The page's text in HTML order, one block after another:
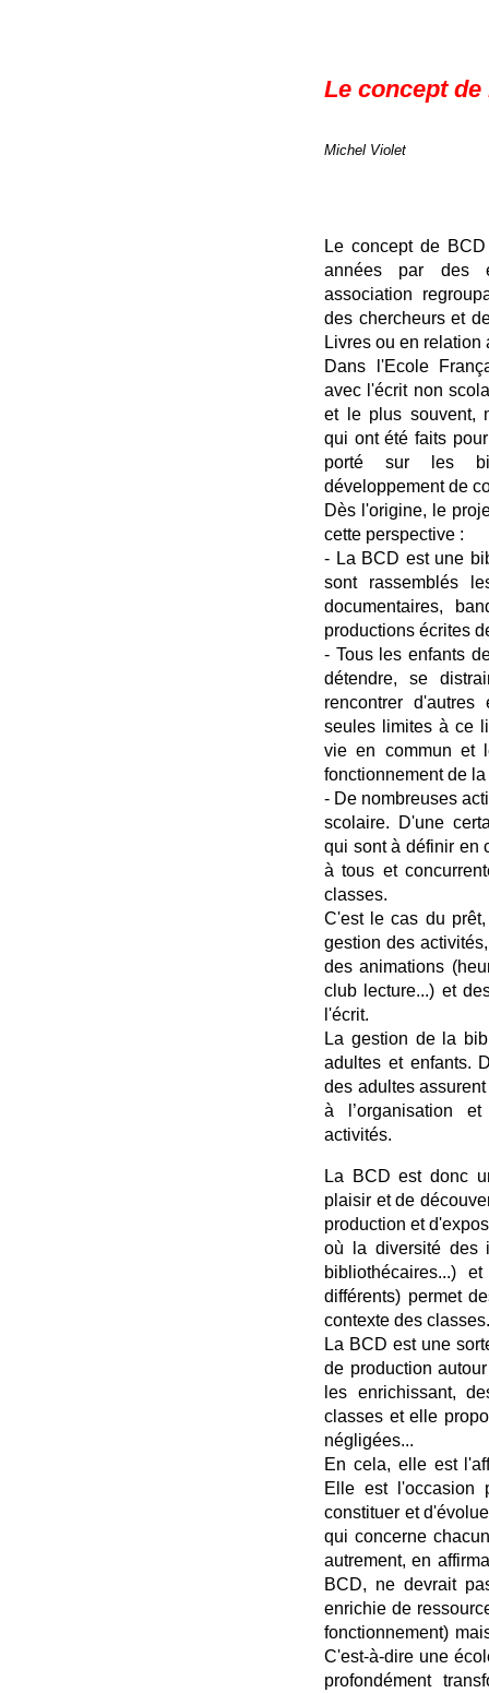
Le concept de
Michel Violet
Le concept de
années par des
association
des chercheurs et
Livres ou en relation
Dans l'Ecole
avec l'écrit non
et le plus souvent,
qui ont été faits
porté sur les
développement de
Dès l'origine, le
cette perspective :
- La BCD est une
sont rassemblés
documentaires,
productions écrites
- Tous les enfants
détendre, se
rencontrer
seules limites à ce
vie en commun et
fonctionnement de
- De nombreuses
scolaire. D'une
qui sont à définir en
à tous et
classes.
C'est le cas du
gestion des
des animations
club lecture...) et
l'écrit.
La gestion de la
adultes et enfants.
des adultes
à l’organisation
activités.
La BCD est donc
plaisir et de
production et
où la diversité des
bibliothécaires...)
différents) permet
contexte des classes.
La BCD est une
de production
les enrichissant,
classes et elle
négligées...
En cela, elle est
Elle est l'occasion
constituer et
qui concerne
autrement, en
BCD, ne devrait
enrichie de
fonctionnement)
C'est-à-dire une
profondément